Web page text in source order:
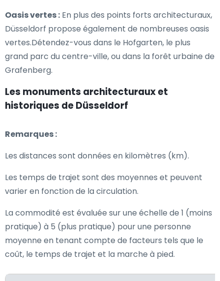
Oasis vertes : En plus des points forts architecturaux,
Düsseldorf propose également de nombreuses oasis
vertes.Détendez-vous dans le Hofgarten, le plus
grand parc du centre-ville, ou dans la forêt urbaine de
Grafenberg.
Les monuments architecturaux et
historiques de Düsseldorf
Remarques :
Les distances sont données en kilomètres (km).
Les temps de trajet sont des moyennes et peuvent
varier en fonction de la circulation.
La commodité est évaluée sur une échelle de 1 (moins
pratique) à 5 (plus pratique) pour une personne
moyenne en tenant compte de facteurs tels que le
coût, le temps de trajet et la marche à pied.